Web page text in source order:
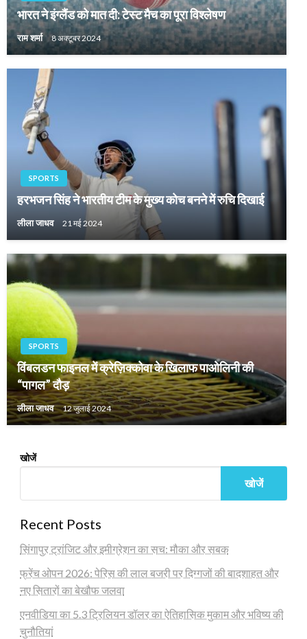
भारत ने इंग्लैंड को मात दी: टेस्ट मैच का पूरा विश्लेषण
राम शर्मा 8 अक्टूबर 2024
SPORTS
हरभजन सिंह ने भारतीय टीम के मुख्य कोच बनने में रुचि दिखाई
लीला जाधव 21 मई 2024
SPORTS
विंबलडन फाइनल में क्रेज़िक्कोवा के खिलाफ पाओलिनी की
“पागल” दौड़
लीला जाधव 12 जुलाई 2024
खोजें
खोजें
Recent Posts
सिंगापुर ट्रांजिट और इमीग्रेशन का सच: मौका और सबक
फ्रेंच ओपन 2026: पेरिस की लाल बजरी पर दिग्गजों की बादशाहत और
नए सितारों का बेखौफ जलवा
एनवीडिया का 5.3 ट्रिलियन डॉलर का ऐतिहासिक मुकाम और भविष्य की
चुनौतियां